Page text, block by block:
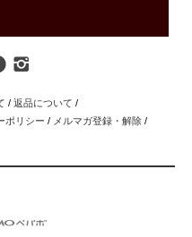
/ 返品について /
ポリシー / メルマガ登録・解除 /